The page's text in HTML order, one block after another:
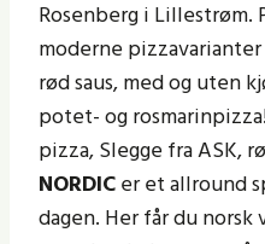
Rosenberg i Lillestrøm.
moderne
rød saus, med og uten
potet- og
pizza, Slegge fra ASK,
NORDICer et allround
dagen. Her får du norsk